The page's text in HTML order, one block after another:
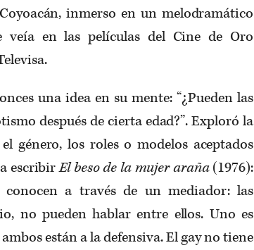
inmerso en un melodramático
veía en las películas del Cine de Oro
una idea en su mente: “¿Pueden las
después de cierta edad?”. Exploró la
género, los roles o modelos aceptados
escribirEl beso de la mujer araña(1976):
conocen a través de un mediador: las
no pueden hablar entre ellos. Uno es
están a la defensiva. El gay no tiene